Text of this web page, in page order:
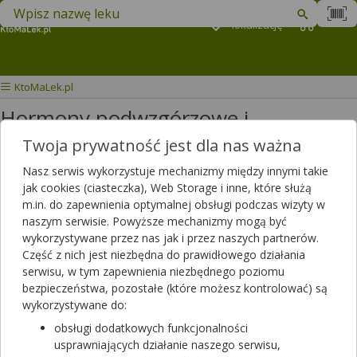
lokalizację
Znajdź lek w swojej okolicy
KtoMaLek.pl
Hormony podwzgórzowe i
przysadkowe oraz ich analogi
Wybierz grupę produktów
W tej kategorii znajdziesz leki hormonalne, w tym hormony tarczycy,
podwzgórza i przysadki z wyłaczeniem hormonów płciowych.
Filtrowanie
Filtrowanie
Wyniki wyszukiwania(26)
Twoja prywatność jest dla nas ważna
Nasz serwis wykorzystuje mechanizmy między innymi takie
jak cookies (ciasteczka), Web Storage i inne, które służą
m.in. do zapewnienia optymalnej obsługi podczas wizyty w
naszym serwisie. Powyższe mechanizmy mogą być
wykorzystywane przez nas jak i przez naszych partnerów.
Część z nich jest niezbędna do prawidłowego działania
serwisu, w tym zapewnienia niezbędnego poziomu
bezpieczeństwa, pozostałe (które możesz kontrolować) są
wykorzystywane do:
obsługi dodatkowych funkcjonalności
usprawniających działanie naszego serwisu,